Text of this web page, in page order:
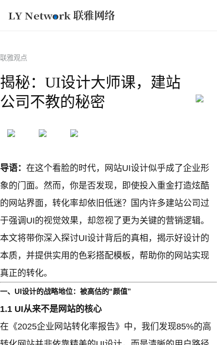
联雅观点
揭秘：UI设计大师课，建站
公司不教的秘密
导语： 在这个看脸的时代，网站UI设计似乎成了企业形
象的门面。然而，你是否发现，即使投入重金打造炫酷
的网站界面，转化率却依旧低迷？国内许多建站公司过
于强调UI的视觉效果，却忽视了更为关键的营销逻辑。
本文将带你深入探讨UI设计背后的真相，揭示好设计的
本质，并提供实用的色彩搭配模板，帮助你的网站实现
真正的转化。
一、UI设计的战略地位：被高估的“颜值”
1.1 UI从来不是网站的核心
在《2025企业网站转化率报告》中，我们发现85%的高